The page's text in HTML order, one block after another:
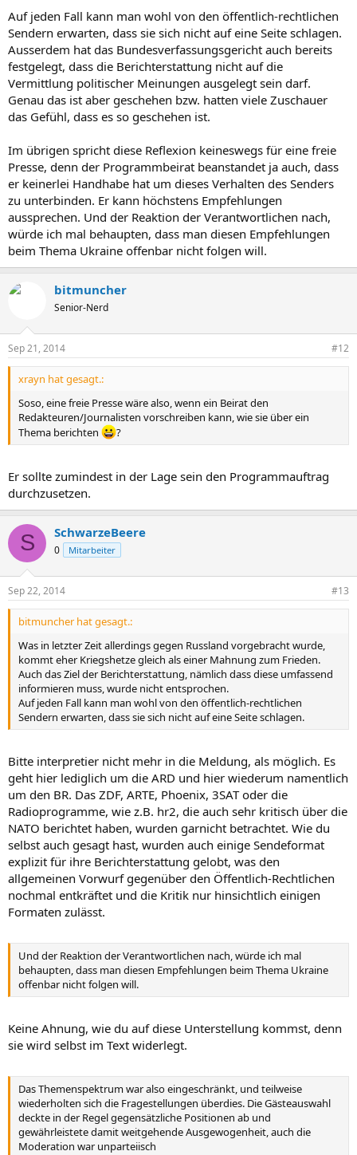
Auf jeden Fall kann man wohl von den öffentlich-rechtlichen
Sendern erwarten, dass sie sich nicht auf eine Seite schlagen.
Ausserdem hat das Bundesverfassungsgericht auch bereits
festgelegt, dass die Berichterstattung nicht auf die
Vermittlung politischer Meinungen ausgelegt sein darf.
Genau das ist aber geschehen bzw. hatten viele Zuschauer
das Gefühl, dass es so geschehen ist.
Im übrigen spricht diese Reflexion keineswegs für eine freie
Presse, denn der Programmbeirat beanstandet ja auch, dass
er keinerlei Handhabe hat um dieses Verhalten des Senders
zu unterbinden. Er kann höchstens Empfehlungen
aussprechen. Und der Reaktion der Verantwortlichen nach,
würde ich mal behaupten, dass man diesen Empfehlungen
beim Thema Ukraine offenbar nicht folgen will.
bitmuncher
Senior-Nerd
Sep 21, 2014 #12
xrayn hat gesagt.:
Soso, eine freie Presse wäre also, wenn ein Beirat den
Redakteuren/Journalisten vorschreiben kann, wie sie über ein
Thema berichten
?
Er sollte zumindest in der Lage sein den Programmauftrag
durchzusetzen.
S SchwarzeBeere
0 Mitarbeiter
Sep 22, 2014 #13
bitmuncher hat gesagt.:
Was in letzter Zeit allerdings gegen Russland vorgebracht wurde,
kommt eher Kriegshetze gleich als einer Mahnung zum Frieden.
Auch das Ziel der Berichterstattung, nämlich dass diese umfassend
informieren muss, wurde nicht entsprochen.
Auf jeden Fall kann man wohl von den öffentlich-rechtlichen
Sendern erwarten, dass sie sich nicht auf eine Seite schlagen.
Bitte interpretier nicht mehr in die Meldung, als möglich. Es
geht hier lediglich um die ARD und hier wiederum namentlich
um den BR. Das ZDF, ARTE, Phoenix, 3SAT oder die
Radioprogramme, wie z.B. hr2, die auch sehr kritisch über die
NATO berichtet haben, wurden garnicht betrachtet. Wie du
selbst auch gesagt hast, wurden auch einige Sendeformat
explizit für ihre Berichterstattung gelobt, was den
allgemeinen Vorwurf gegenüber den Öffentlich-Rechtlichen
nochmal entkräftet und die Kritik nur hinsichtlich einigen
Formaten zulässt.
Und der Reaktion der Verantwortlichen nach, würde ich mal
behaupten, dass man diesen Empfehlungen beim Thema Ukraine
offenbar nicht folgen will.
Keine Ahnung, wie du auf diese Unterstellung kommst, denn
sie wird selbst im Text widerlegt.
Das Themenspektrum war also eingeschränkt, und teilweise
wiederholten sich die Fragestellungen überdies. Die Gästeauswahl
deckte in der Regel gegensätzliche Positionen ab und
gewährleistete damit weitgehende Ausgewogenheit, auch die
Moderation war unparteiisch